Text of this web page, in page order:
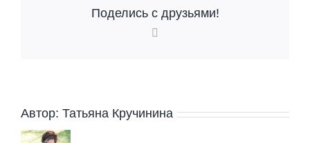
Поделись с друзьями!
Автор: Татьяна Кручинина